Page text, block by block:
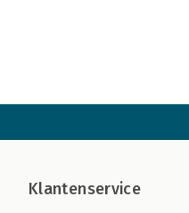
Klantenservice